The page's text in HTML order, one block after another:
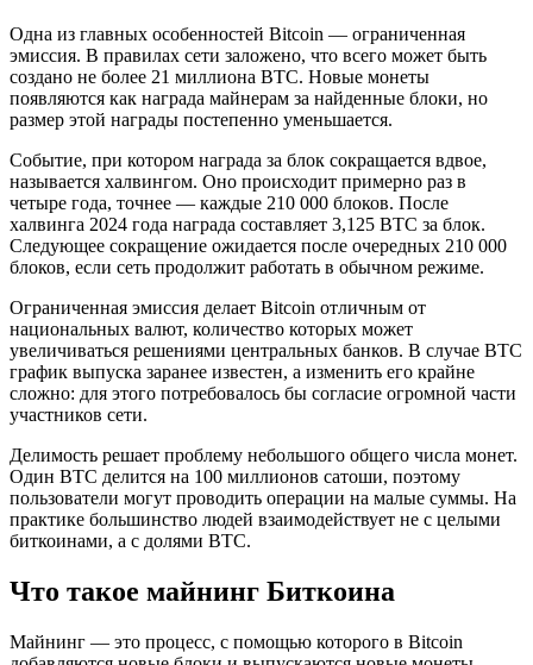
Одна из главных особенностей Bitcoin — ограниченная
эмиссия. В правилах сети заложено, что всего может быть
создано не более 21 миллиона BTC. Новые монеты
появляются как награда майнерам за найденные блоки, но
размер этой награды постепенно уменьшается.
Событие, при котором награда за блок сокращается вдвое,
называется халвингом. Оно происходит примерно раз в
четыре года, точнее — каждые 210 000 блоков. После
халвинга 2024 года награда составляет 3,125 BTC за блок.
Следующее сокращение ожидается после очередных 210 000
блоков, если сеть продолжит работать в обычном режиме.
Ограниченная эмиссия делает Bitcoin отличным от
национальных валют, количество которых может
увеличиваться решениями центральных банков. В случае BTC
график выпуска заранее известен, а изменить его крайне
сложно: для этого потребовалось бы согласие огромной части
участников сети.
Делимость решает проблему небольшого общего числа монет.
Один BTC делится на 100 миллионов сатоши, поэтому
пользователи могут проводить операции на малые суммы. На
практике большинство людей взаимодействует не с целыми
биткоинами, а с долями BTC.
Что такое майнинг Биткоина
Майнинг — это процесс, с помощью которого в Bitcoin